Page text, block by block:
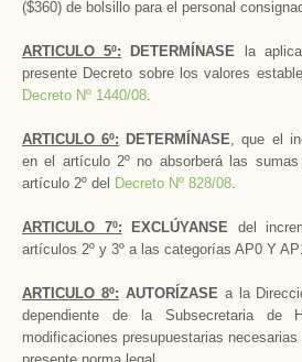
($360) de bolsillo para el personal
ARTICULO 5º: DETERMÍNASE la
presente Decreto sobre los valores
Decreto Nº 1440/08.
ARTICULO 6º: DETERMÍNASE, que el
en el artículo 2º no absorberá las
artículo 2º del Decreto Nº 828/08.
ARTICULO 7º: EXCLÚYANSE del
artículos 2º y 3º a las categorías AP0 Y
ARTICULO 8º: AUTORÍZASEa la
dependiente de la Subsecretaria de
modificaciones presupuestarias